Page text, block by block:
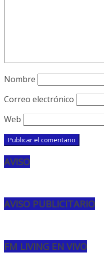
Nombre
Correo electrónico
Web
AVISO
AVISO PUBLICITARIO
FM LIVING EN VIVO